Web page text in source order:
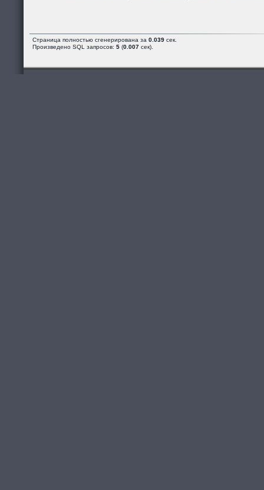
Страница полностью сгенерирована за 0.039 сек.
Произведено SQL запросов: 5 (0.007 сек).